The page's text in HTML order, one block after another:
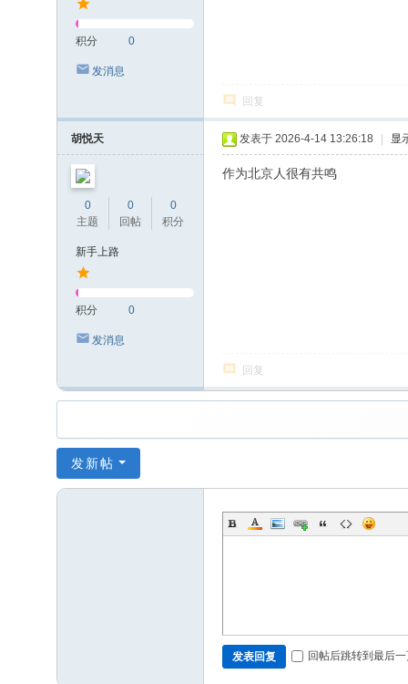
积分 0
发消息
回复
胡悦天
0
主题
0
回帖
0
积分
新手上路
积分 0
发消息
发表于 2026-4-14 13:26:18 显
作为北京人很有共鸣
回复
发新帖
发表回复 回帖后跳转到最后